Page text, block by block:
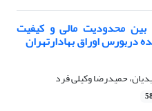
بین محدودیت مالی و کیفیت
اوراق بهادارتهران
حمیدرضا وکیلی فرد